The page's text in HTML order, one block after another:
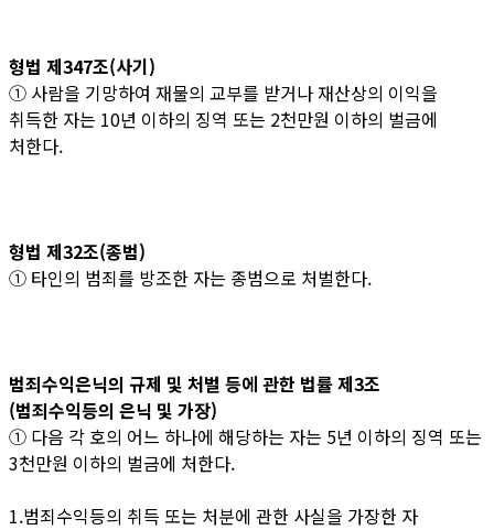
형법 제347조(사기)
① 사람을 기망하여 재물의 교부를 받거나 재산상의 이익을
취득한 자는 10년 이하의 징역 또는 2천만원 이하의 벌금에
처한다.
형법 제32조(종범)
① 타인의 범죄를 방조한 자는 종범으로 처벌한다.
범죄수익은닉의 규제 및 처벌 등에 관한 법률 제3조
(범죄수익등의 은닉 및 가장)
① 다음 각 호의 어느 하나에 해당하는 자는 5년 이하의 징역 또는
3천만원 이하의 벌금에 처한다.
1.범죄수익등의 취득 또는 처분에 관한 사실을 가장한 자